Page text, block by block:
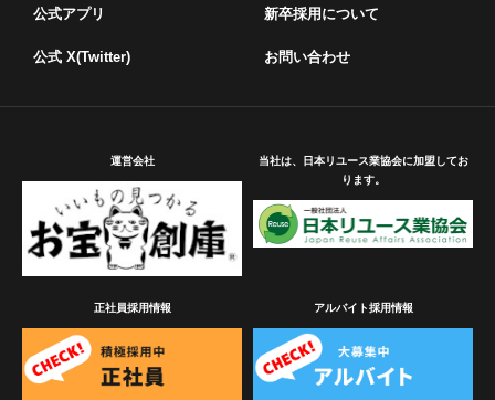
公式アプリ
公式 X(Twitter)
新卒採用について
お問い合わせ
運営会社
当社は、日本リユース業協会に加盟してお
ります。
正社員採用情報 アルバイト採用情報